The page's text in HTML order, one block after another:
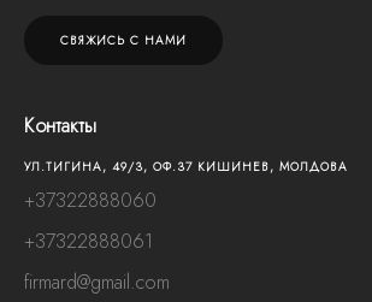
СВЯЖИСЬ С НАМИ
Контакты
УЛ.ТИГИНА, 49/3, OФ.37 КИШИНЕВ, МОЛДОВА
+37322888060
+37322888061
firmard@gmail.com